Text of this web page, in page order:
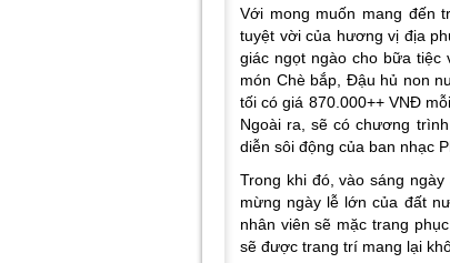
Với mong muốn mang đến
tuyệt vời của hương vị địa
giác ngọt ngào cho bữa
món Chè bắp, Đậu hủ non
tối có giá 870.000++ VNĐ
Ngoài ra, sẽ có chương
diễn sôi động của ban nhạc
Trong khi đó, vào sáng
mừng ngày lễ lớn của đất
nhân viên sẽ mặc trang
sẽ được trang trí mang lại